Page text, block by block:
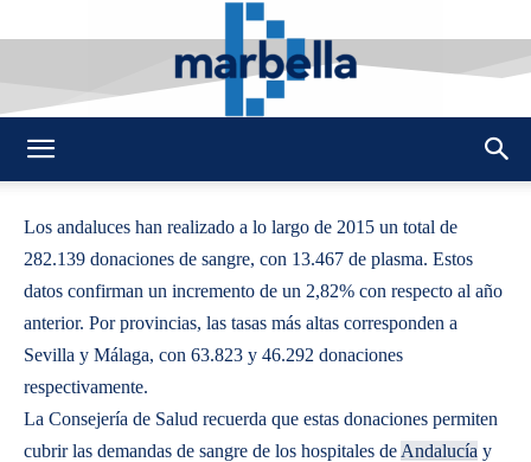
Los andaluces han realizado a lo largo de 2015 un total de
282.139 donaciones de sangre, con 13.467 de plasma. Estos
datos confirman un incremento de un 2,82% con respecto al año
anterior. Por provincias, las tasas más altas corresponden a
Sevilla y Málaga, con 63.823 y 46.292 donaciones
respectivamente.
La Consejería de Salud recuerda que estas donaciones permiten
cubrir las demandas de sangre de los hospitales de Andalucía y